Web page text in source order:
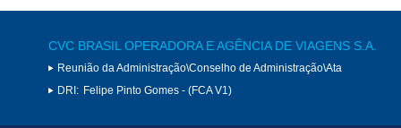
CVC BRASIL OPERADORA E AGÊNCIA DE VIAGENS S.A.
Reunião da Administração\Conselho de Administração\Ata
DRI: Felipe Pinto Gomes - (FCA V1)